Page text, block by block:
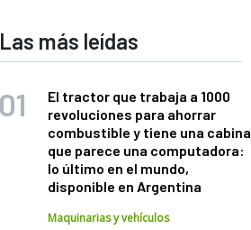
Las más leídas
El tractor que trabaja a 1000
revoluciones para ahorrar
combustible y tiene una cabina
que parece una computadora:
lo último en el mundo,
disponible en Argentina
Maquinarias y vehículos